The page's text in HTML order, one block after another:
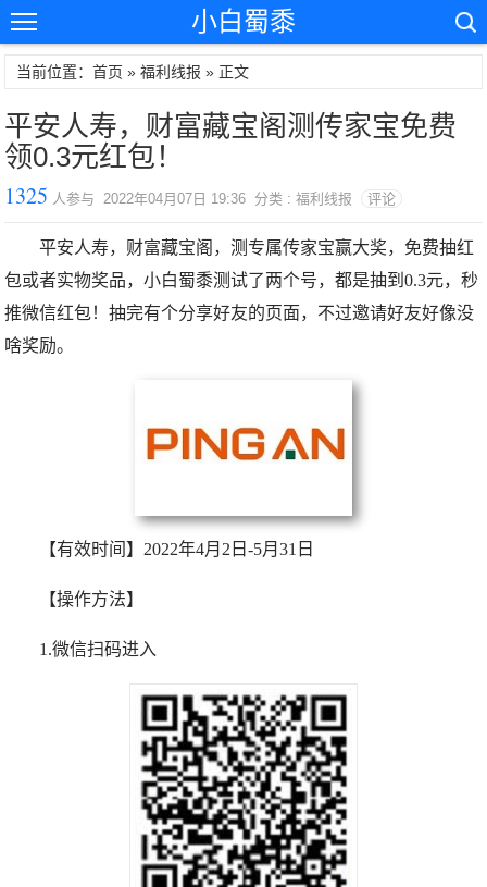
小白蜀黍
当前位置：首页 »福利线报 » 正文
平安人寿，财富藏宝阁测传家宝免费
领0.3元红包！
1325 人参与 2022年04月07日 19:36 分类 : 福利线报 评论
平安人寿，财富藏宝阁，测专属传家宝赢大奖，免费抽红
包或者实物奖品，小白蜀黍测试了两个号，都是抽到0.3元，秒
推微信红包！抽完有个分享好友的页面，不过邀请好友好像没
啥奖励。
【有效时间】2022年4月2日-5月31日
【操作方法】
1.微信扫码进入